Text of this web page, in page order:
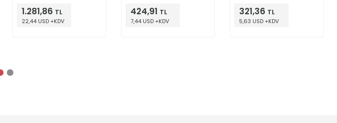
1.281,86 TL
22,44 USD +KDV
424,91 TL
7,44 USD +KDV
321,36 TL
5,63 USD +KDV